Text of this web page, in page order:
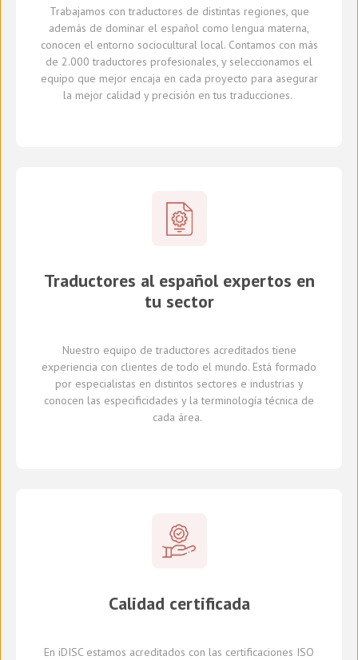
Trabajamos con traductores de distintas regiones, que
además de dominar el español como lengua materna,
conocen el entorno sociocultural local.Contamos con más
de 2.000 traductores profesionales, y seleccionamos el
equipo que mejor encaja en cada proyecto para asegurar
la mejor calidad y precisión en tus traducciones.
Traductores al español expertos en
tu sector
Nuestro equipo de traductores acreditados tiene
experiencia con clientes de todo el mundo. Está formado
por especialistas en distintos sectores e industrias y
conocen las especificidades y laterminología técnica de
cada área.
Calidad certificada
En iDISC estamos acreditados con las certificaciones ISO